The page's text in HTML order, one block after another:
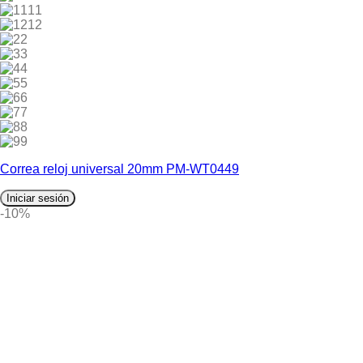
11
12
2
3
4
5
6
7
8
9
Correa reloj universal 20mm PM-WT0449
Iniciar sesión
-10%